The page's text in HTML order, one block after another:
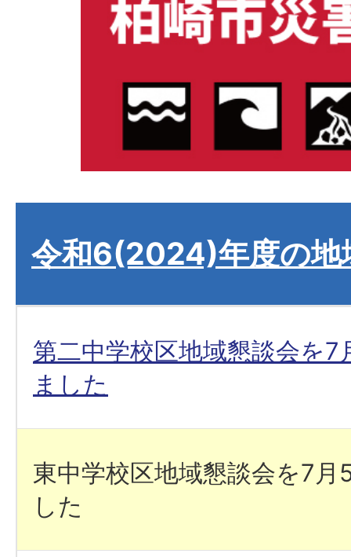
令和6(2024)年度の地
第二中学校区地域懇談会を7
ました
東中学校区地域懇談会を7月
した